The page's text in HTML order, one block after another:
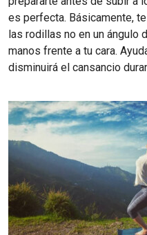
es perfecta. Básicamente,
las rodillas no en un ángulo
manos frente a tu cara.
disminuirá el cansancio